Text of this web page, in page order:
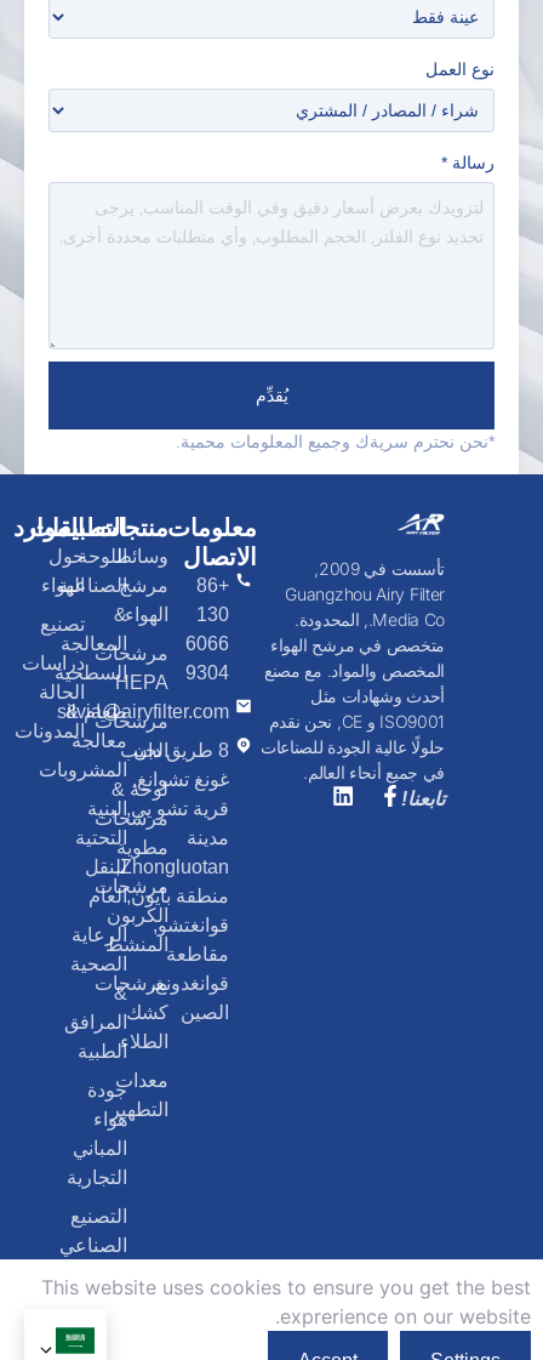
نوع العمل
رسالة *
يُقدِّم
*نحن نحترم سريةك وجميع المعلومات محمية.
Guangzhou Airy Filter
Media Co., المحدودة.
متخصص في مرشح الهواء
المخصص والمواد. مع مصنع
أحدث وشهادات مثل
ISO9001 و CE, نحن نقدم
حلولًا عالية الجودة للصناعات
في جميع أنحاء العالم.
تابعنا!
منتجات
وسائط
مرشح
الهواء
مرشحات
HEPA
مرشحات
الجيب
لوحة &
مرشحات
مطوية
مرشحات
الكربون
المنشط
مرشحات
كشك
الطلاء
معدات
التطهير
التطبيقات
اللوحة
الصناعية
&
المعالجة
السطحية
طعام &
معالجة
المشروبات
البنية
التحتية
للنقل
العام
الرعاية
الصحية
&
المرافق
الطبية
جودة
هواء
المباني
التجارية
التصنيع
الصناعي
الموارد
حول
الهواء
تصنيع
دراسات
الحالة
المدونات
معلومات
الاتصال
+86
130
6066
9304
silvia@airyfilter.com
8 طريق دان
غونغ تشوانغ,
قرية تشو يي,
مدينة
Zhongluotan,
منطقة بايون,
قوانغتشو,
مقاطعة
قوانغدونغ,
الصين
سياسة
This website uses cookies to ensure you get the best
exprerience on our website.